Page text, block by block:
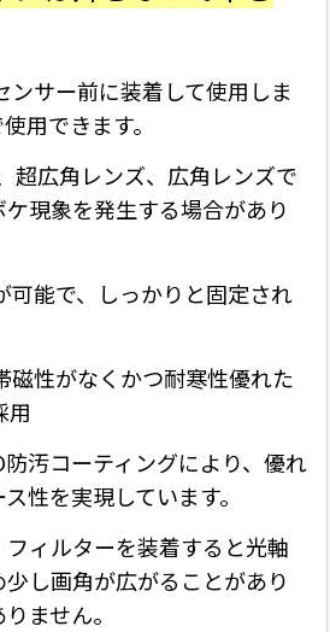
ンサー前に装着して使用しま
用できます。
超広角レンズ、広角レンズで
現象を発生する場合があり
可能で、しっかりと固定され
磁性がなくかつ耐寒性優れた
用
防汚コーティングにより、優れ
性を実現しています。
フィルターを装着すると光軸
し画角が広がることがあり
ません。